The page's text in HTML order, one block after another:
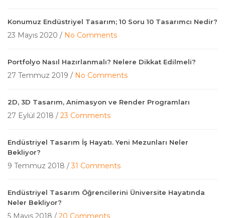
Konumuz Endüstriyel Tasarım; 10 Soru 10 Tasarımcı Nedir?
23 Mayıs 2020 / No Comments
Portfolyo Nasıl Hazırlanmalı? Nelere Dikkat Edilmeli?
27 Temmuz 2019 / No Comments
2D, 3D Tasarım, Animasyon ve Render Programları
27 Eylül 2018 / 23 Comments
Endüstriyel Tasarım İş Hayatı. Yeni Mezunları Neler
Bekliyor?
9 Temmuz 2018 /31 Comments
Endüstriyel Tasarım Öğrencilerini Üniversite Hayatında
Neler Bekliyor?
5 Mayıs 2018 / 20 Comments